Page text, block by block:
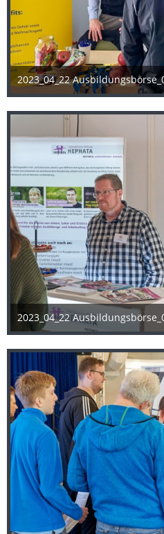
2023_04_22
25. April 2023
2023_04_22
25. April 2023